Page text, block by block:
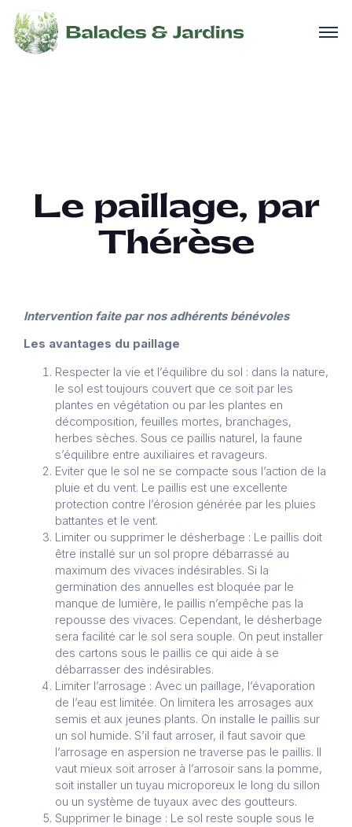
Le paillage, par
Thérèse
Intervention faite par nos adhérents bénévoles
Les avantages du paillage
Respecter la vie et l’équilibre du sol : dans la nature,
le sol est toujours couvert que ce soit par les
plantes en végétation ou par les plantes en
décomposition, feuilles mortes, branchages,
herbes sèches. Sous ce paillis naturel, la faune
s’équilibre entre auxiliaires et ravageurs.
Eviter que le sol ne se compacte sous l’action de la
pluie et du vent. Le paillis est une excellente
protection contre l’érosion générée par les pluies
battantes et le vent.
Limiter ou supprimer le désherbage : Le paillis doit
être installé sur un sol propre débarrassé au
maximum des vivaces indésirables. Si la
germination des annuelles est bloquée par le
manque de lumière, le paillis n’empêche pas la
repousse des vivaces. Cependant, le désherbage
sera facilité car le sol sera souple. On peut installer
des cartons sous le paillis ce qui aide à se
débarrasser des indésirables.
Limiter l’arrosage : Avec un paillage, l’évaporation
de l’eau est limitée. On limitera les arrosages aux
semis et aux jeunes plants. On installe le paillis sur
un sol humide. S’il faut arroser, il faut savoir que
l’arrosage en aspersion ne traverse pas le paillis. Il
vaut mieux soit arroser à l’arrosoir sans la pomme,
soit installer un tuyau microporeux le long du sillon
ou un système de tuyaux avec des goutteurs.
Supprimer le binage : Le sol reste souple sous le